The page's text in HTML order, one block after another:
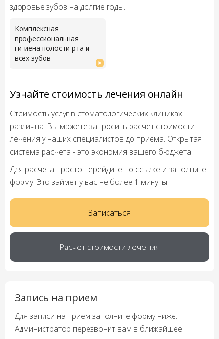
здоровье зубов на долгие годы.
Комплексная
профессиональная
гигиена полости рта и
всех зубов
Узнайте стоимость лечения онлайн
Стоимость услуг в стоматологических клиниках
различна. Вы можете запросить расчет стоимости
лечения у наших специалистов до приема. Открытая
система расчета - это экономия вашего бюджета.
Для расчета просто перейдите по ссылке и заполните
форму. Это займет у вас не более 1 минуты.
Записаться
Расчет стоимости лечения
Запись на прием
Для записи на прием заполните форму ниже.
Администратор перезвонит вам в ближайшее